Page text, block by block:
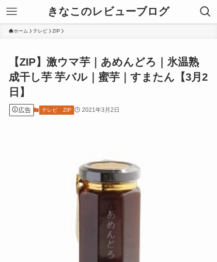
きなこのレビューブログ
ホーム テレビ ZIP
【ZIP】激ウマ芋｜あめんどろ｜氷温熟
成干し芋 芋バル｜蜜芋｜すまたん【3月2
日】
広告 テレビ ZIP 2021年3月2日